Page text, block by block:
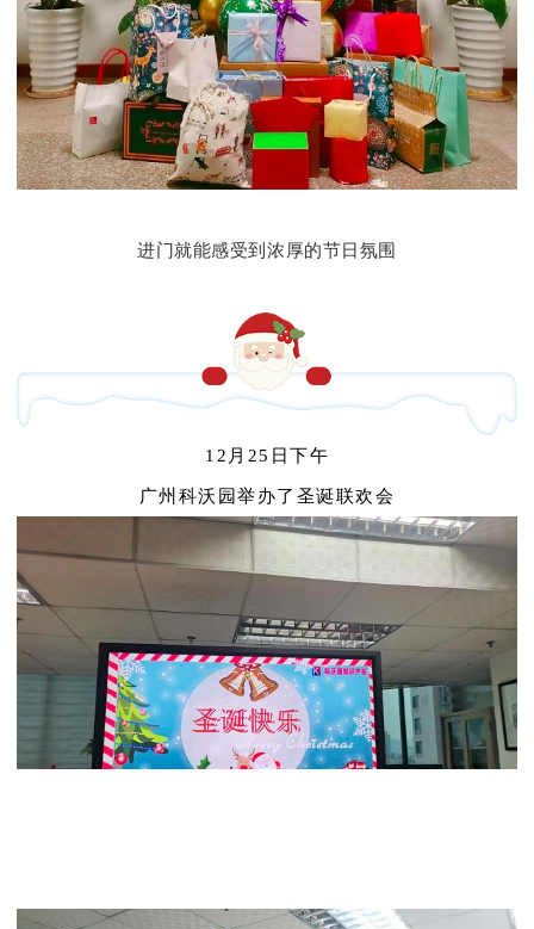
进门就能感受到浓厚的节日氛围
12月25日下午
广州科沃园举办了圣诞联欢会